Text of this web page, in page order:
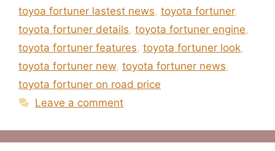
toyoa fortuner lastest news, toyota fortuner,
toyota fortuner details, toyota fortuner engine,
toyota fortuner features, toyota fortuner look,
toyota fortuner new, toyota fortuner news,
toyota fortuner on road price
Leave a comment